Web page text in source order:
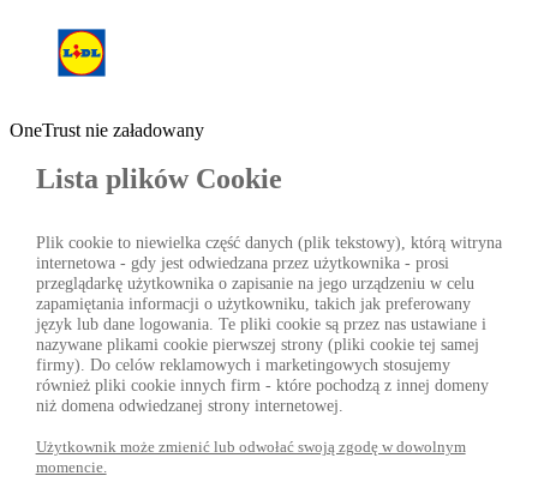
OneTrust nie załadowany
Lista plików Cookie
Plik cookie to niewielka część danych (plik tekstowy), którą witryna
internetowa - gdy jest odwiedzana przez użytkownika - prosi
przeglądarkę użytkownika o zapisanie na jego urządzeniu w celu
zapamiętania informacji o użytkowniku, takich jak preferowany
język lub dane logowania. Te pliki cookie są przez nas ustawiane i
nazywane plikami cookie pierwszej strony (pliki cookie tej samej
firmy). Do celów reklamowych i marketingowych stosujemy
również pliki cookie innych firm - które pochodzą z innej domeny
niż domena odwiedzanej strony internetowej.
Użytkownik może zmienić lub odwołać swoją zgodę w dowolnym
momencie.